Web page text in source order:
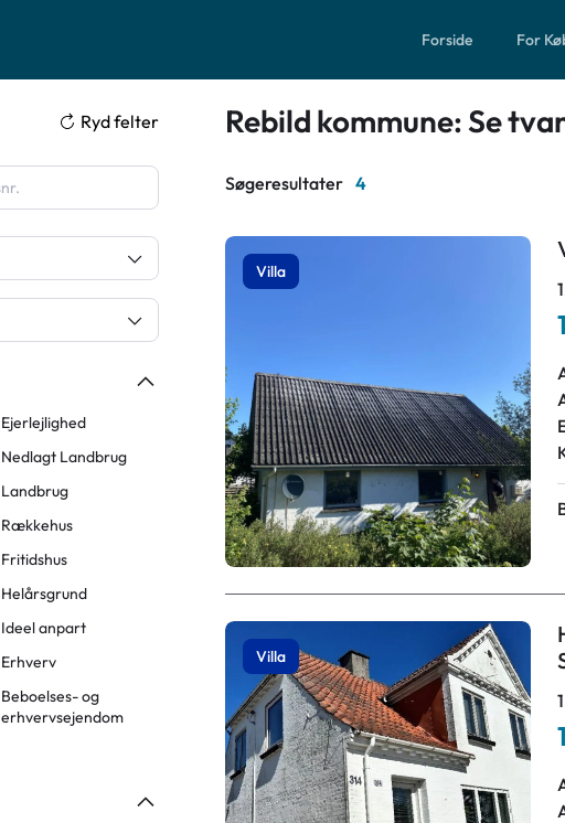
Forside For
Ryd felter
Ejerlejlighed
Nedlagt Landbrug
Landbrug
Rækkehus
Fritidshus
Helårsgrund
Ideel anpart
Erhverv
Beboelses- og
erhvervsejendom
Rebild kommune: Se
Søgeresultater 4
Villa
Villa